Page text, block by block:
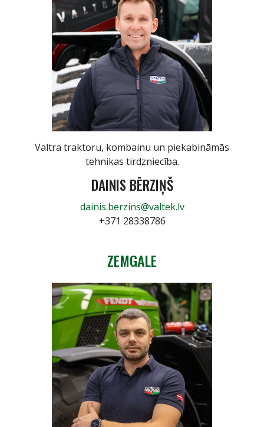
Valtra traktoru, kombainu un piekabināmās
tehnikas tirdzniecība.
DAINIS BĒRZIŅŠ
dainis.berzins@valtek.lv
+371 28338786
ZEMGALE